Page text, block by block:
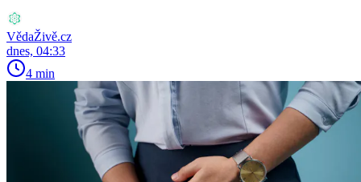
VědaŽivě.cz
dnes, 04:33
4 min